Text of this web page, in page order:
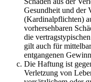
Gesundheit und der
(Kardinalpflichten)
vorhersehbaren
die
gilt auch für
entgangenen
Die Haftung ist
Verletzung von